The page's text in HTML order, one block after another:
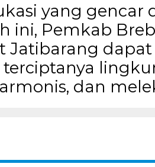
yang gencar
ini, Pemkab
Jatibarang
dan